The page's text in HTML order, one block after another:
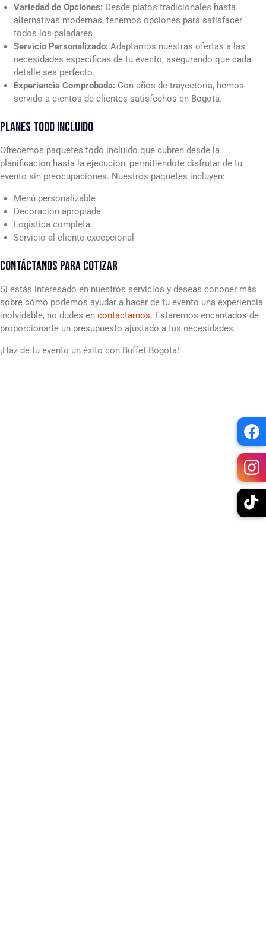
Variedad de Opciones: Desde platos tradicionales hasta
alternativas modernas, tenemos opciones para satisfacer
todos los paladares.
Servicio Personalizado: Adaptamos nuestras ofertas a las
necesidades específicas de tu evento, asegurando que cada
detalle sea perfecto.
Experiencia Comprobada: Con años de trayectoria, hemos
servido a cientos de clientes satisfechos en Bogotá.
PLANES TODO INCLUIDO
Ofrecemos paquetes todo incluido que cubren desde la
planificación hasta la ejecución, permitiéndote disfrutar de tu
evento sin preocupaciones. Nuestros paquetes incluyen:
Menú personalizable
Decoración apropiada
Logística completa
Servicio al cliente excepcional
CONTÁCTANOS PARA COTIZAR
Si estás interesado en nuestros servicios y deseas conocer más
sobre cómo podemos ayudar a hacer de tu evento una experiencia
inolvidable, no dudes en contactarnos. Estaremos encantados de
proporcionarte un presupuesto ajustado a tus necesidades.
¡Haz de tu evento un éxito con Buffet Bogotá!